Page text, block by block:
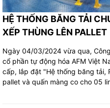
HỆ THỐNG BĂNG TẢI
XẾP THÙNG LÊN PALLET
Ngày 04/03/2024 vừa qua,
cổ phần tự động hóa AFM Việt
cấp, lắp đặt "Hệ thống băng tải,
pallet và quấn màng co cho 05